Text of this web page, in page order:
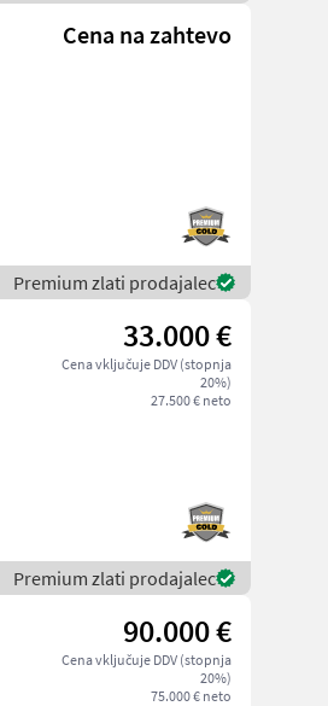
Cena na zahtevo
Premium zlati prodajalec
33.000 €
Cena vključuje DDV (stopnja
20%)
27.500 € neto
Premium zlati prodajalec
90.000 €
Cena vključuje DDV (stopnja
20%)
75.000 € neto